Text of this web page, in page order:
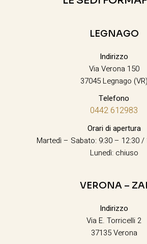
LEGNAGO
Indirizzo
Via Verona 150
37045 Legnago (VR)
Telefono
0442 612983
Orari di apertura
Martedì – Sabato: 9:30 – 12:30 /
Lunedì: chiuso
VERONA – ZAI
Indirizzo
Via E. Torricelli 2
37135 Verona